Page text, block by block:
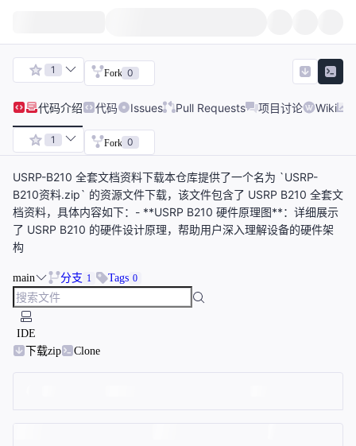
1 Fork 0
代码介绍 代码 Issues Pull Requests 项目讨论 Wiki
1 Fork 0
USRP-B210 全套文档资料下载本仓库提供了一个名为 `USRP-
B210资料.zip` 的资源文件下载，该文件包含了 USRP B210 全套文
档资料，具体内容如下：- **USRP B210 硬件原理图**：详细展示
了 USRP B210 的硬件设计原理，帮助用户深入理解设备的硬件架
构
main 分支 1 Tags 0
IDE
下载zip
Clone